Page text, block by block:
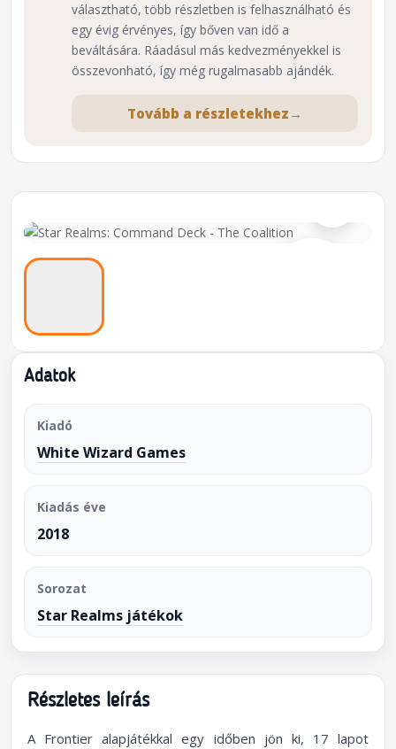
⌕
Adatok
Kiadó
White Wizard Games
Kiadás éve
2018
Sorozat
Star Realms játékok
választható, több részletben is felhasználható és
egy évig érvényes, így bőven van idő a
beváltására. Ráadásul más kedvezményekkel is
összevonható, így még rugalmasabb ajándék.
Tovább a részletekhez →
Részletes leírás
A Frontier alapjátékkal egy időben jön ki, 17 lapot